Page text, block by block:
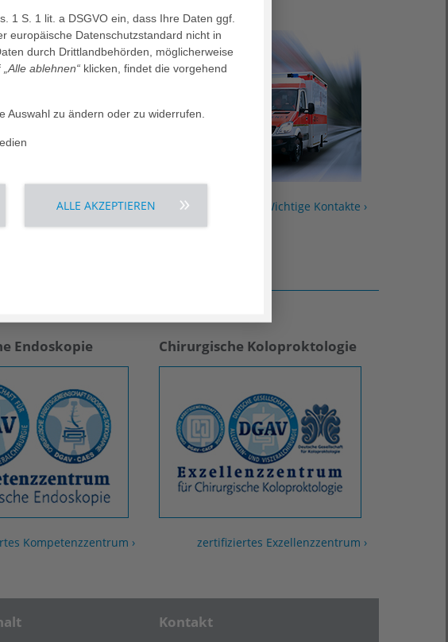
Ihre Aufnahme ›
Hilfe im Notfall
Wichtige Kontakte ›
Endoskopie
Kompetenzzentrum ›
Chirurgische Koloproktologie
zertifiziertes Exzellenzzentrum ›
Kontakt
1 S. 1 lit. a DSGVO ein, dass Ihre Daten ggf.
europäische Datenschutzstandard nicht in
durch Drittlandbehörden, möglicherweise
„Alle ablehnen“ klicken, findet die vorgehend
Auswahl zu ändern oder zu widerrufen.
ALLE AKZEPTIEREN